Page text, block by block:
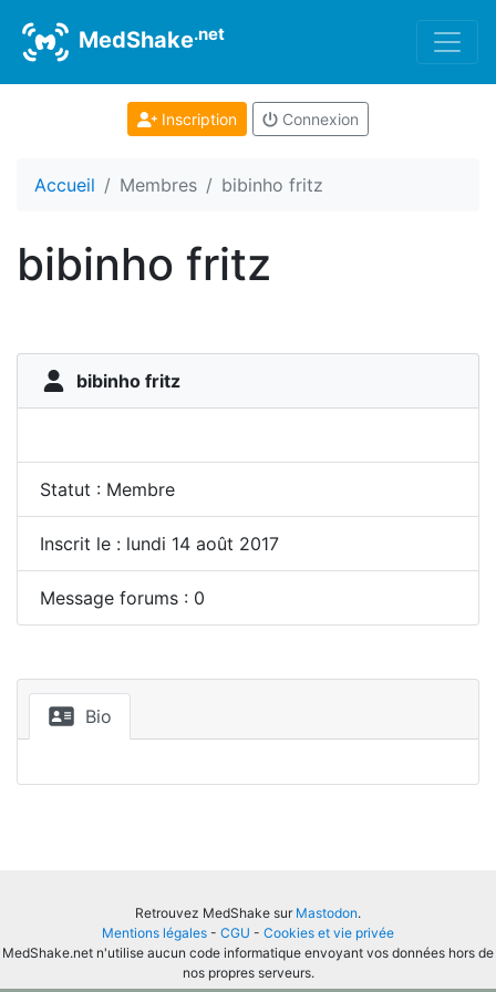
MedShake.net
Inscription Connexion
Accueil Membres bibinho fritz
bibinho fritz
bibinho fritz
Statut : Membre
Inscrit le : lundi 14 août 2017
Message forums : 0
Bio
Retrouvez MedShake sur Mastodon.
Mentions légales - CGU - Cookies et vie privée
MedShake.net n'utilise aucun code informatique envoyant vos données hors de
nos propres serveurs.